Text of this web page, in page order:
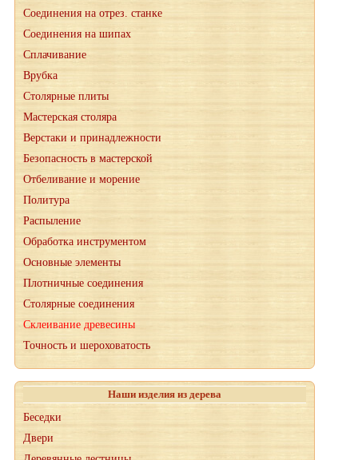
Соединения на отрез. станке
Соединения на шипах
Сплачивание
Врубка
Столярные плиты
Мастерская столяра
Верстаки и принадлежности
Безопасность в мастерской
Отбеливание и морение
Политура
Распыление
Обработка инструментом
Основные элементы
Плотничные соединения
Столярные соединения
Склеивание древесины
Точность и шероховатость
Наши изделия из дерева
Беседки
Двери